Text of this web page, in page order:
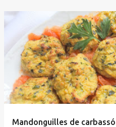
Mandonguilles de